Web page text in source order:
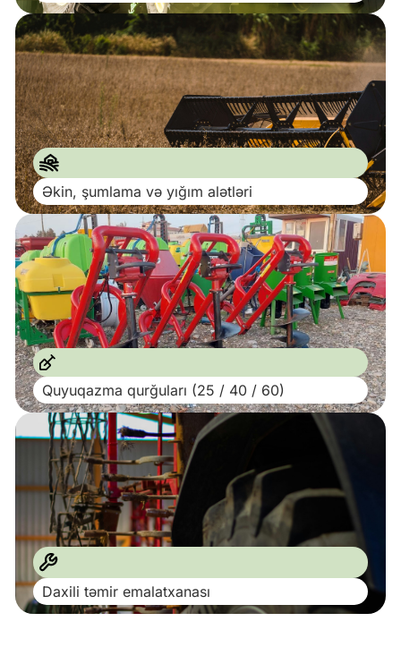
Əkin, şumlama və yığım alətləri
Quyuqazma qurğuları (25 / 40 / 60)
Daxili təmir emalatxanası